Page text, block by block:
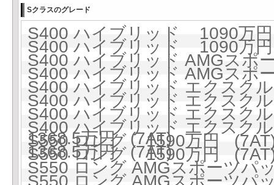
Sクラスのグレード
S400 ハイブリッド 1090万
S400 ハイブリッド 1090万
S400 ハイブリッド AMGス
S400 ハイブリッド AMGス
S400 ハイブリッド エクス
S400 ハイブリッド エクス
S400 ハイブリッド エクスク
1368.5万円 (7AT)
S400 ハイブリッド エクスク
1368.5万円 (7AT)
S550 ロング 1590万円
S550 ロング 1590万円
S550 ロング AMGスポーツ
S550 ロング AMGスポーツ